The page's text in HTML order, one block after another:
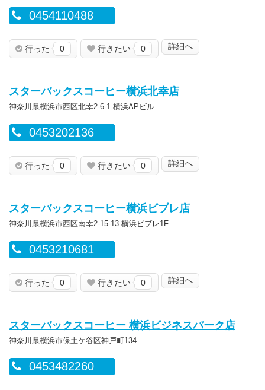
0454110488
行った 0 行きたい 0 詳細へ
スターバックスコーヒー横浜北幸店
神奈川県横浜市西区北幸2-6-1 横浜APビル
0453202136
行った 0 行きたい 0 詳細へ
スターバックスコーヒー横浜ビブレ店
神奈川県横浜市西区南幸2-15-13 横浜ビブレ1F
0453210681
行った 0 行きたい 0 詳細へ
スターバックスコーヒー 横浜ビジネスパーク店
神奈川県横浜市保土ケ谷区神戸町134
0453482260